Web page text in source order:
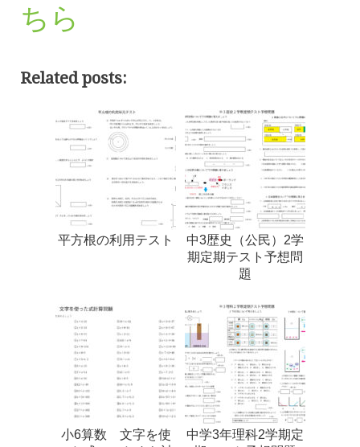
ちら
Related posts:
平方根の利用テスト
中3歴史（公民）2学
期定期テスト予想問
題
小6算数 文字を使
中学3年理科2学期定